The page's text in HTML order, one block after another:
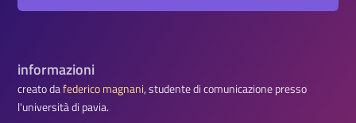
informazioni
creato dafederico magnani, studente di comunicazione presso
l'università di pavia.